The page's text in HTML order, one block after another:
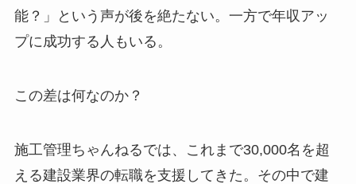
能？」という声が後を絶たない。一方で年収アッ
プに成功する人もいる。
この差は何なのか？
施工管理ちゃんねるでは、これまで30,000名を超
える建設業界の転職を支援してきた。その中で建